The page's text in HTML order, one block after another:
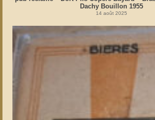
Dachy Bouillon 1955
14 août 2025